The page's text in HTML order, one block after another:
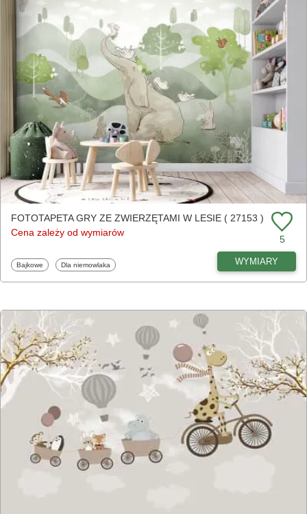
FOTOTAPETA GRY ZE ZWIERZĘTAMI W LESIE ( 27153 )
Cena zależy od wymiarów
5
Fototapety
Bajkowe Fototapety
Dla niemowlaka WYMIARY